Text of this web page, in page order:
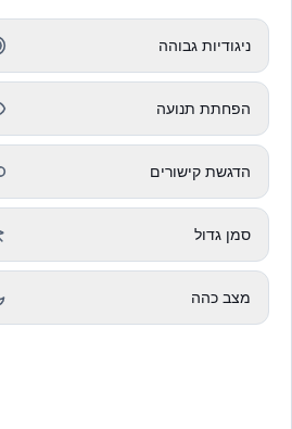
עמוד לא ניגודיות גבוהה
הפחתת תנועה
הדגשת קישורים
סמן גדול
מצב כהה